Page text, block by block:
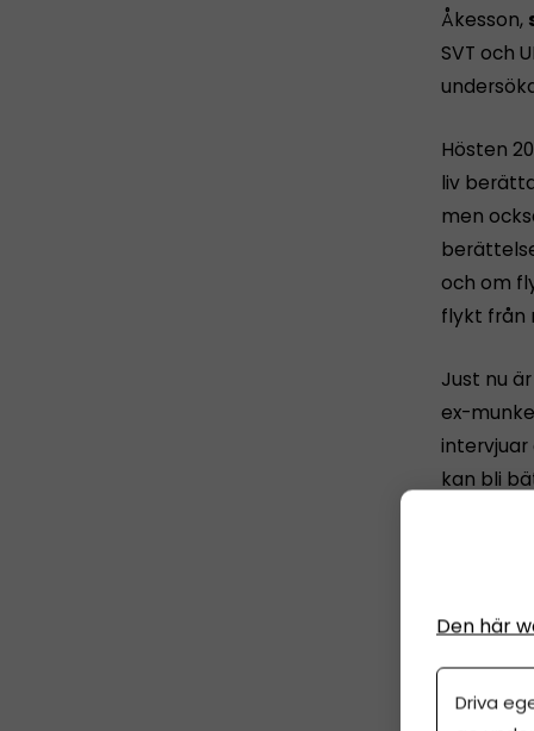
Åkesson,
SVT och
Hösten
liv
men
och om
flykt från
Just nu
ex-
intervjuar
kan bli
Göteborg
varit
med
Den här
Driva